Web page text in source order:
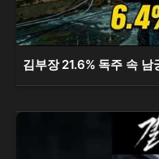
김부장 21.6% 독주 속